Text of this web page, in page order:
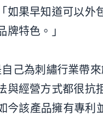
果早知道可以外
特色。」
己為刺繡行業帶
經營方式都很抗
今該產品擁有專利